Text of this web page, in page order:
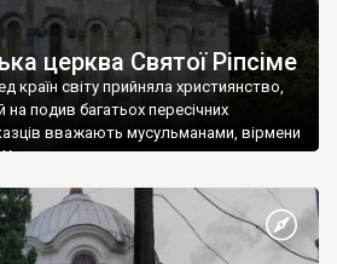
церква Святої Ріпсіме
країн світу прийняла християнство,
на подив багатьох пересічних
вважають мусульманами, вірмени
Христа